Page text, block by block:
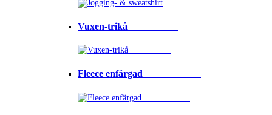
Vuxen-trikå⠀⠀⠀⠀⠀⠀⠀
Fleece enfärgad⠀⠀⠀⠀⠀⠀⠀⠀